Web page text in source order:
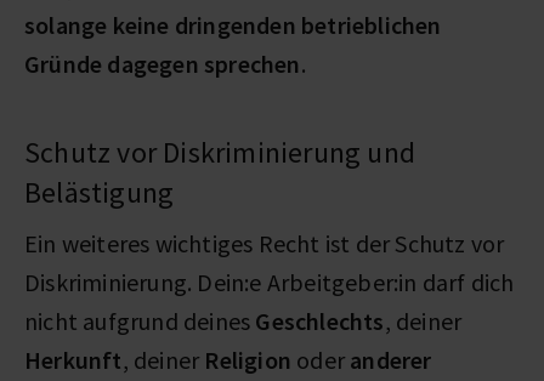
solange keine dringenden betrieblichen
Gründe dagegen sprechen.
Schutz vor Diskriminierung und
Belästigung
Ein weiteres wichtiges Recht ist der Schutz vor
Diskriminierung. Dein:e Arbeitgeber:in darf dich
nicht aufgrund deines Geschlechts, deiner
Herkunft, deiner Religion oder anderer